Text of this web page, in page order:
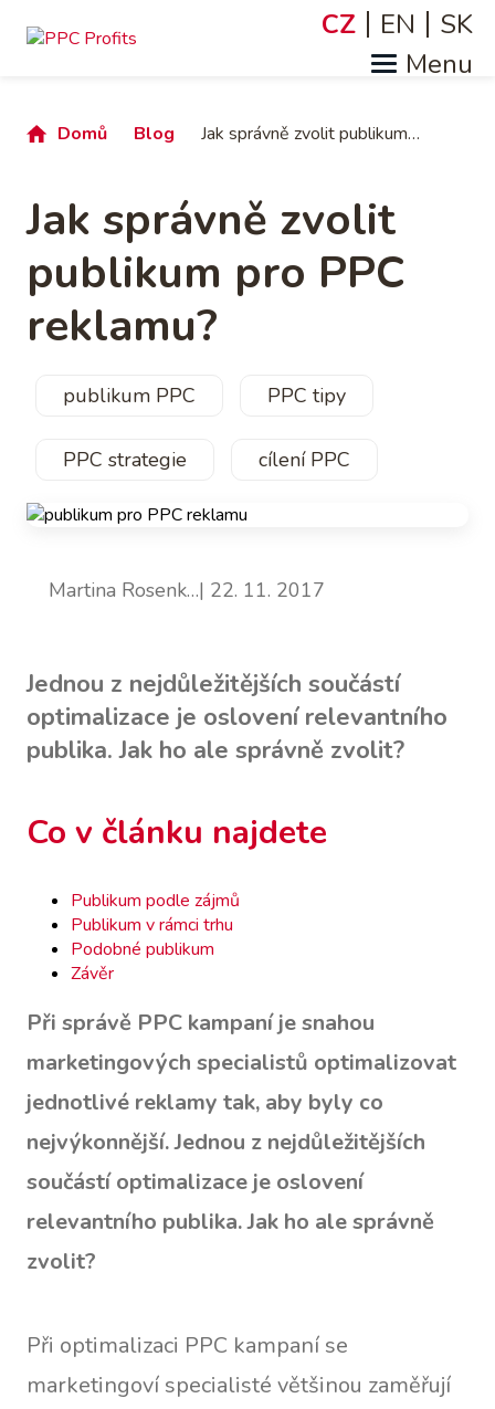
Jazyky
CZ EN SK
Drobečková
Domů Blog Jak správně zvolit publikum pro PPC reklamu?
Jak správně zvolit
publikum pro PPC
reklamu?
publikum PPC PPC tipy
PPC strategie cílení PPC
Martina Rosenk…| 22. 11. 2017
Jednou z nejdůležitějších součástí
optimalizace je oslovení relevantního
publika. Jak ho ale správně zvolit?
Co v článku najdete
Publikum podle zájmů
Publikum v rámci trhu
Podobné publikum
Závěr
Při správě PPC kampaní je snahou
marketingových specialistů optimalizovat
jednotlivé reklamy tak, aby byly co
nejvýkonnější. Jednou z nejdůležitějších
součástí optimalizace je oslovení
relevantního publika. Jak ho ale správně
zvolit?
Při optimalizaci PPC kampaní se
marketingoví specialisté většinou zaměřují